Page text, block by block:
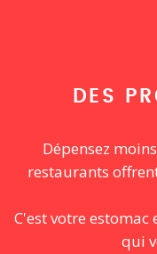
DES
Dépensez
restaurants
C'est votre
qui